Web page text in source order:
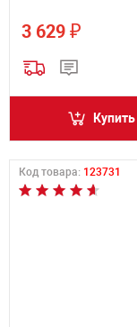
3 629 ₽
Купить
Код товара: 123731